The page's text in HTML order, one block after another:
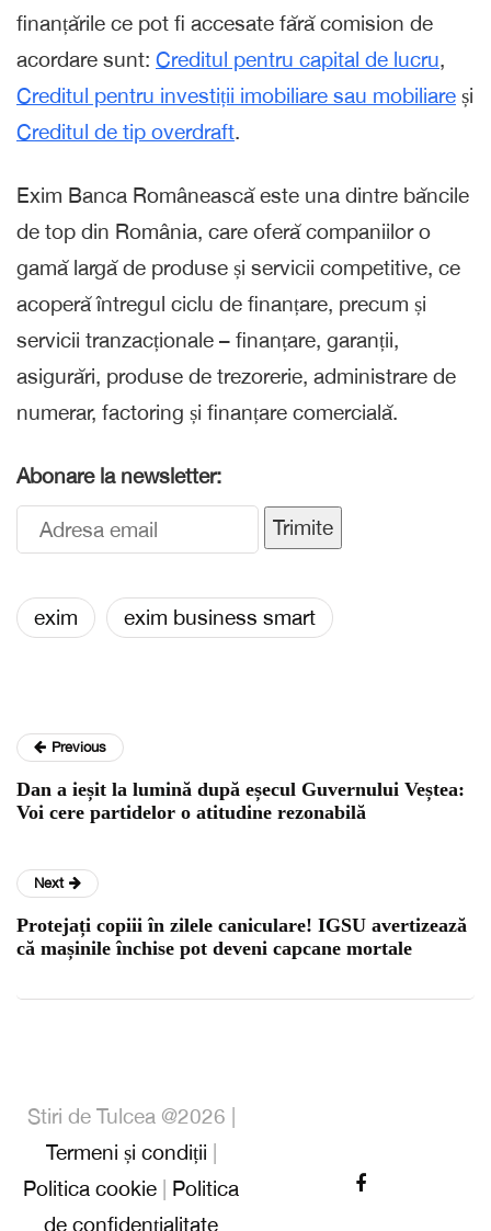
finanțările ce pot fi accesate fără comision de
acordare sunt: Creditul pentru capital de lucru,
Creditul pentru investiții imobiliare sau mobiliare și
Creditul de tip overdraft.
Exim Banca Românească este una dintre băncile
de top din România, care oferă companiilor o
gamă largă de produse și servicii competitive, ce
acoperă întregul ciclu de finanțare, precum și
servicii tranzacționale – finanțare, garanții,
asigurări, produse de trezorerie, administrare de
numerar, factoring și finanțare comercială.
Abonare la newsletter:
Trimite
exim exim business smart
Previous
Dan a ieșit la lumină după eșecul Guvernului Veștea:
Voi cere partidelor o atitudine rezonabilă
Next
Protejați copiii în zilele caniculare! IGSU avertizează
că mașinile închise pot deveni capcane mortale
Stiri de Tulcea @2026 |
Termeni și condiții
Politica cookie
Politica
de confidențialitate